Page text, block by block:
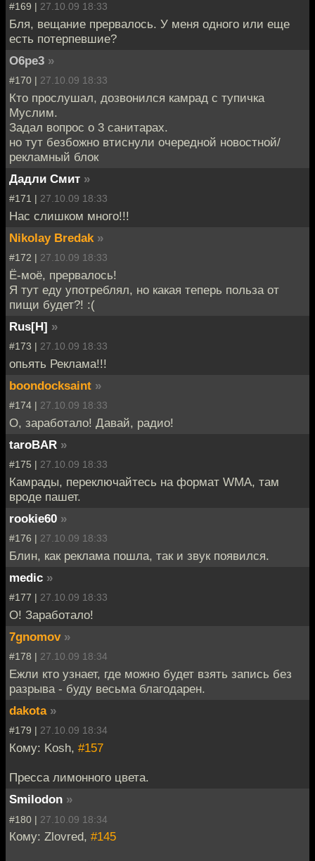
#169 | 27.10.09 18:33
Бля, вещание прервалось. У меня одного или еще
есть потерпевшие?
O6pe3 »
#170 | 27.10.09 18:33
Кто прослушал, дозвонился камрад с тупичка
Муслим.
Задал вопрос о 3 санитарах.
но тут безбожно втиснули очередной новостной/
рекламный блок
Дадли Смит »
#171 | 27.10.09 18:33
Нас слишком много!!!
Nikolay Bredak »
#172 | 27.10.09 18:33
Ё-моё, прервалось!
Я тут еду употреблял, но какая теперь польза от
пищи будет?! :(
Rus[H] »
#173 | 27.10.09 18:33
опьять Реклама!!!
boondocksaint »
#174 | 27.10.09 18:33
О, заработало! Давай, радио!
taroBAR »
#175 | 27.10.09 18:33
Камрады, переключайтесь на формат WMA, там
вроде пашет.
rookie60 »
#176 | 27.10.09 18:33
Блин, как реклама пошла, так и звук появился.
medic »
#177 | 27.10.09 18:33
О! Заработало!
7gnomov »
#178 | 27.10.09 18:34
Ежли кто узнает, где можно будет взять запись без
разрыва - буду весьма благодарен.
dakota »
#179 | 27.10.09 18:34
Кому: Kosh, #157
Пресса лимонного цвета.
Smilodon »
#180 | 27.10.09 18:34
Кому: Zlovred, #145